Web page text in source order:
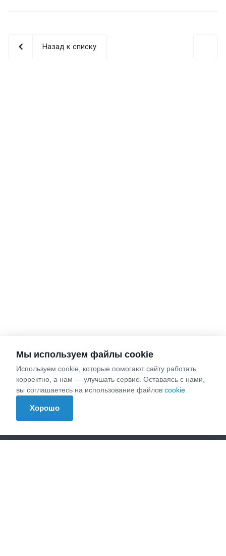
Назад к списку
Компания
О компании
Реквизиты
Охрана труда
Мы используем файлы cookie
Используем cookie, которые помогают сайту работать
корректно, а нам — улучшать сервис. Оставаясь с нами,
вы соглашаетесь на использование файлов cookie
Хорошо